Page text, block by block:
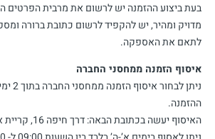
בעת ביצוע ההזמנה יש לרשום את מרבית הפרטים
מדויק ומהיר, יש להקפיד לרשום כתובת ברורה
לתאם את האספקה.
איסוף הזמנה ממחסני החברה
ניתן
ההזמנה.
האיסוף יעשה בכתובת הבאה: דרך חיפה 16, קריית אתא.